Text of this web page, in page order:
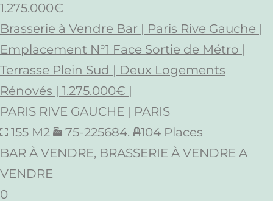
1.275.000€
Brasserie à Vendre Bar | Paris Rive Gauche |
Emplacement N°1 Face Sortie de Métro |
Terrasse Plein Sud | Deux Logements
Rénovés | 1.275.000€ |
PARIS RIVE GAUCHE | PARIS
155 M2
75-225684.
104 Places
BAR À VENDRE, BRASSERIE À VENDRE A
VENDRE
0